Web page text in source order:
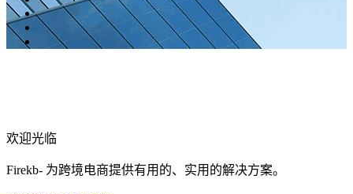
欢迎光临
Firekb- 为跨境电商提供有用的、实用的解决方案。